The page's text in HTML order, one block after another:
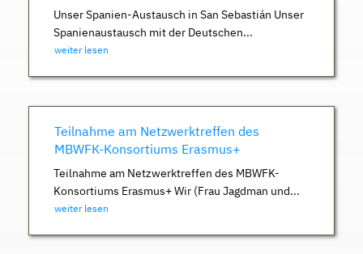
Unser Spanien-Austausch in San Sebastián Unser
Spanienaustausch mit der Deutschen...
weiter lesen
Teilnahme am Netzwerktreffen des
MBWFK-Konsortiums Erasmus+
Teilnahme am Netzwerktreffen des MBWFK-
Konsortiums Erasmus+ Wir (Frau Jagdman und...
weiter lesen